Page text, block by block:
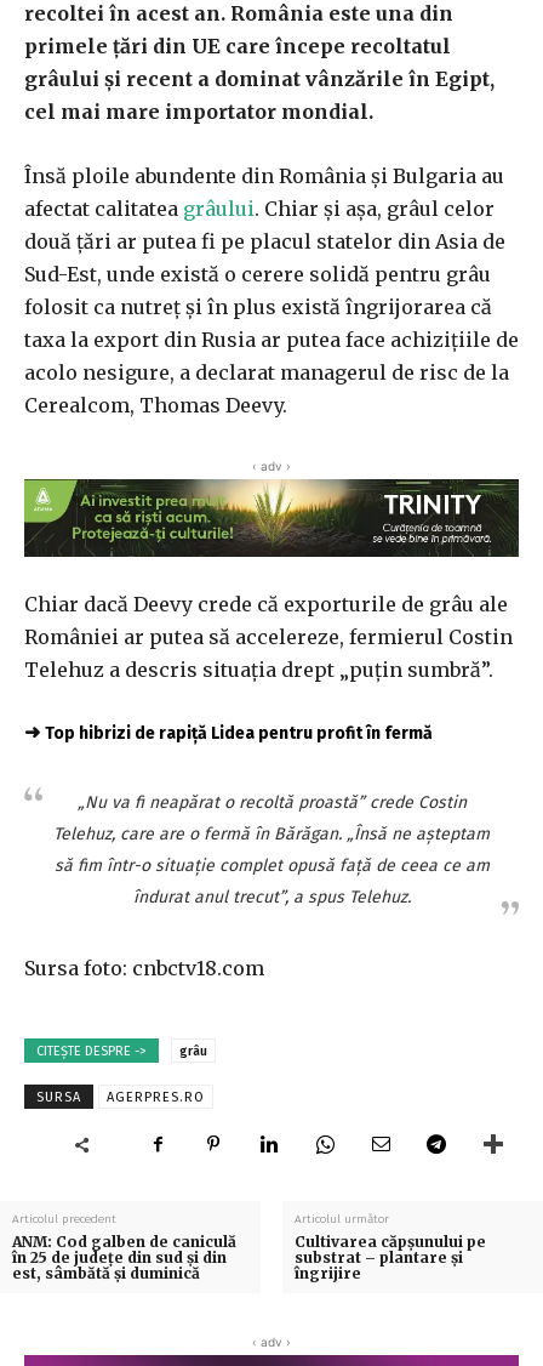
recoltei în acest an. România este una din
primele ţări din UE care începe recoltatul
grâului şi recent a dominat vânzările în Egipt,
cel mai mare importator mondial.
Însă ploile abundente din România şi Bulgaria au
afectat calitatea grâului. Chiar şi aşa, grâul celor
două ţări ar putea fi pe placul statelor din Asia de
Sud-Est, unde există o cerere solidă pentru grâu
folosit ca nutreţ şi în plus există îngrijorarea că
taxa la export din Rusia ar putea face achiziţiile de
acolo nesigure, a declarat managerul de risc de la
Cerealcom, Thomas Deevy.
‹ adv ›
Chiar dacă Deevy crede că exporturile de grâu ale
României ar putea să accelereze, fermierul Costin
Telehuz a descris situaţia drept „puţin sumbră”.
➜ Top hibrizi de rapiță Lidea pentru profit în fermă
„Nu va fi neapărat o recoltă proastă” crede Costin
Telehuz, care are o fermă în Bărăgan. „Însă ne aşteptam
să fim într-o situaţie complet opusă faţă de ceea ce am
îndurat anul trecut”, a spus Telehuz.
Sursa foto: cnbctv18.com
CITEȘTE DESPRE -> grâu
SURSA AGERPRES.RO
Articolul precedent
ANM: Cod galben de caniculă
în 25 de judeţe din sud şi din
est, sâmbătă şi duminică
Articolul următor
Cultivarea căpșunului pe
substrat – plantare și
îngrijire
‹ adv ›